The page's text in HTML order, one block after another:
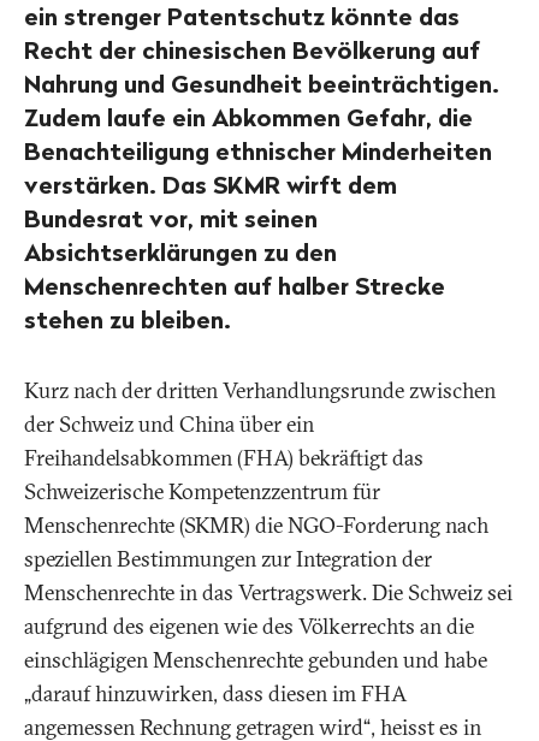
ein strenger Patentschutz könnte das
Recht der chinesischen Bevölkerung auf
Nahrung und Gesundheit beeinträchtigen.
Zudem laufe ein Abkommen Gefahr, die
Benachteiligung ethnischer Minderheiten
verstärken. Das SKMR wirft dem
Bundesrat vor, mit seinen
Absichtserklärungen zu den
Menschenrechten auf halber Strecke
stehen zu bleiben.
Kurz nach der dritten Verhandlungsrunde zwischen
der Schweiz und China über ein
Freihandelsabkommen (FHA) bekräftigt das
Schweizerische Kompetenzzentrum für
Menschenrechte (SKMR) die NGO-Forderung nach
speziellen Bestimmungen zur Integration der
Menschenrechte in das Vertragswerk. Die Schweiz sei
aufgrund des eigenen wie des Völkerrechts an die
einschlägigen Menschenrechte gebunden und habe
„darauf hinzuwirken, dass diesen im FHA
angemessen Rechnung getragen wird“, heisst es in